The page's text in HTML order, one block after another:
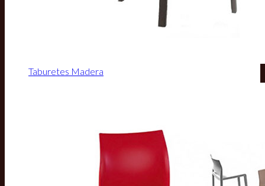
Taburetes Madera